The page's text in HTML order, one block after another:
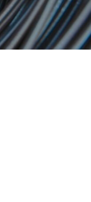
Trader
Zone